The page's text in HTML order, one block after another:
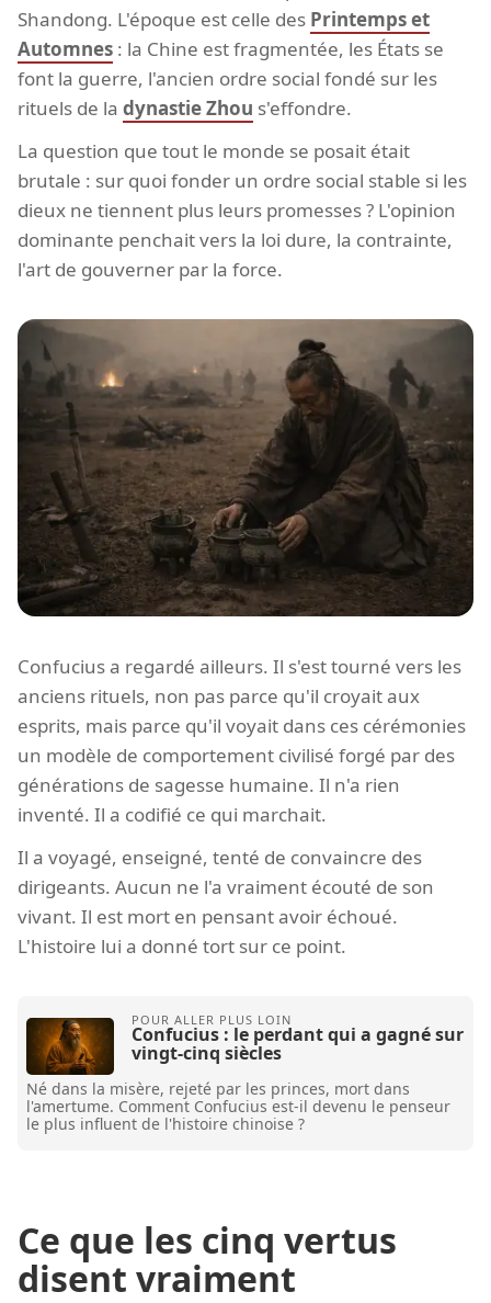
Shandong. L'époque est celle des Printemps et
Automnes : la Chine est fragmentée, les États se
font la guerre, l'ancien ordre social fondé sur les
rituels de la dynastie Zhou s'effondre.
La question que tout le monde se posait était
brutale : sur quoi fonder un ordre social stable si les
dieux ne tiennent plus leurs promesses ? L'opinion
dominante penchait vers la loi dure, la contrainte,
l'art de gouverner par la force.
Confucius a regardé ailleurs. Il s'est tourné vers les
anciens rituels, non pas parce qu'il croyait aux
esprits, mais parce qu'il voyait dans ces cérémonies
un modèle de comportement civilisé forgé par des
générations de sagesse humaine. Il n'a rien
inventé. Il a codifié ce qui marchait.
Il a voyagé, enseigné, tenté de convaincre des
dirigeants. Aucun ne l'a vraiment écouté de son
vivant. Il est mort en pensant avoir échoué.
L'histoire lui a donné tort sur ce point.
Confucius : le perdant qui a gagné sur
vingt-cinq siècles
Né dans la misère, rejeté par les princes, mort dans
l'amertume. Comment Confucius est-il devenu le penseur
le plus influent de l'histoire chinoise ?
Ce que les cinq vertus
disent vraiment